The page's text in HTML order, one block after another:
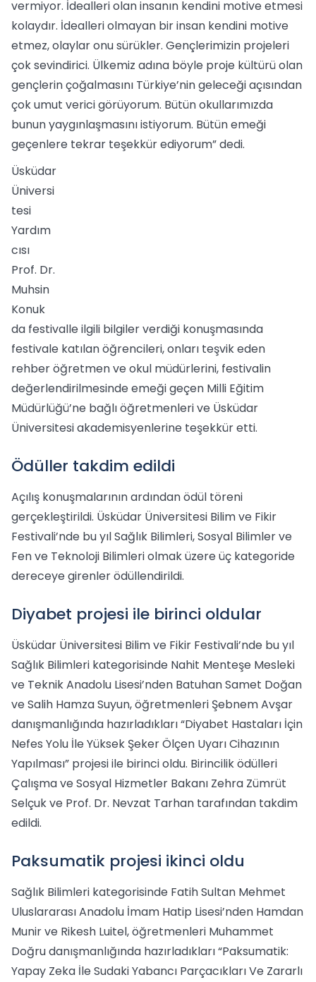
vermiyor. İdealleri olan insanın kendini motive etmesi
kolaydır. İdealleri olmayan bir insan kendini motive
etmez, olaylar onu sürükler. Gençlerimizin projeleri
çok sevindirici. Ülkemiz adına böyle proje kültürü olan
gençlerin çoğalmasını Türkiye’nin geleceği açısından
çok umut verici görüyorum. Bütün okullarımızda
bunun yaygınlaşmasını istiyorum. Bütün emeği
geçenlere tekrar teşekkür ediyorum” dedi.
Üsküdar
Üniversi
tesi
Yardım
cısı
Prof. Dr.
Muhsin
Konuk
da festivalle ilgili bilgiler verdiği konuşmasında
festivale katılan öğrencileri, onları teşvik eden
rehber öğretmen ve okul müdürlerini, festivalin
değerlendirilmesinde emeği geçen Milli Eğitim
Müdürlüğü’ne bağlı öğretmenleri ve Üsküdar
Üniversitesi akademisyenlerine teşekkür etti.
Ödüller takdim edildi
Açılış konuşmalarının ardından ödül töreni
gerçekleştirildi. Üsküdar Üniversitesi Bilim ve Fikir
Festivali’nde bu yıl Sağlık Bilimleri, Sosyal Bilimler ve
Fen ve Teknoloji Bilimleri olmak üzere üç kategoride
dereceye girenler ödüllendirildi.
Diyabet projesi ile birinci oldular
Üsküdar Üniversitesi Bilim ve Fikir Festivali’nde bu yıl
Sağlık Bilimleri kategorisinde Nahit Menteşe Mesleki
ve Teknik Anadolu Lisesi’nden Batuhan Samet Doğan
ve Salih Hamza Suyun, öğretmenleri Şebnem Avşar
danışmanlığında hazırladıkları “Diyabet Hastaları İçin
Nefes Yolu İle Yüksek Şeker Ölçen Uyarı Cihazının
Yapılması” projesi ile birinci oldu. Birincilik ödülleri
Çalışma ve Sosyal Hizmetler Bakanı Zehra Zümrüt
Selçuk ve Prof. Dr. Nevzat Tarhan tarafından takdim
edildi.
Paksumatik projesi ikinci oldu
Sağlık Bilimleri kategorisinde Fatih Sultan Mehmet
Uluslararası Anadolu İmam Hatip Lisesi’nden Hamdan
Munir ve Rikesh Luitel, öğretmenleri Muhammet
Doğru danışmanlığında hazırladıkları “Paksumatik:
Yapay Zeka İle Sudaki Yabancı Parçacıkları Ve Zararlı